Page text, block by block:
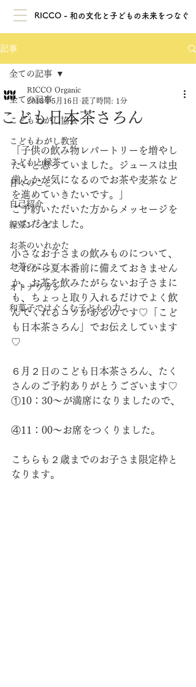
RICCO - 和の文化と子どもの未来をつなぐ
記事
全ての記事
こどもわがし協会
こどもわがし教室
こどもと緑茶
日々のこと
自己紹介
緑茶レシピ
お茶のいれかた
お茶のこと
オトナワガシ
和菓子ではぐくむ子どもの力
全ての記事
こども日本茶さろん
RICCO Organic
2018年5月16日 読了時間: 1分
「子供の飲み物レパートリーを増やし
たいと思っていました。ジュースは虫
歯とかが気になるのでお茶や麦茶など
を進めていきたいです。」
ご予約いただいた方からメッセージを
いただきました。
小さなお子さまの飲みものについて、
これから夏本番前に備えておきません
か。お茶を飲みたがらないお子さまに
も、ちょっと取り入れるだけでよく飲
んでくれるコツがあるのです♡「こど
も日本茶さろん」でお伝えしています
♡
６月２日のこども日本茶さろん、たく
さんのご予約ありがとうございます♡
①10：30～が満席になりましたので、
④11：00～お席をつくりました。
こちらも２歳までのお子さま限定枠と
なります。